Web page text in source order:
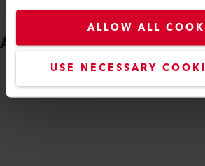
ALLOW ALL
USE NECESSARY
ACCESORIOS Fácil de
BOQUILLAS ACCESORIOS